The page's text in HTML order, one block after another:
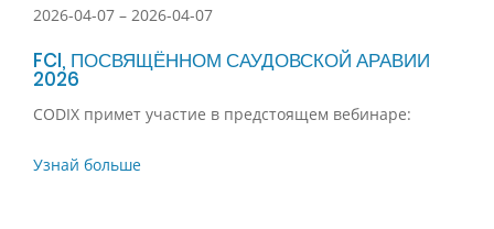
2026-04-07 – 2026-04-07
FCI, ПОСВЯЩЁННОМ САУДОВСКОЙ АРАВИИ
2026
CODIX примет участие в предстоящем вебинаре:
Узнай больше